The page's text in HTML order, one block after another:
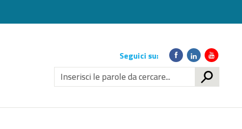
Link
social
Seguici su: